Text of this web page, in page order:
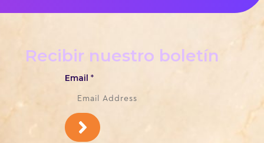
Recibir nuestro boletín
Email *